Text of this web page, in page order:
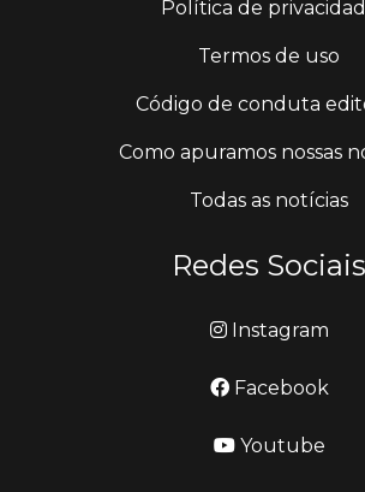
Política de
Termos de uso
Código de conduta
Como apuramos nossas
Todas as notícias
Redes Sociais
Instagram
Facebook
Youtube